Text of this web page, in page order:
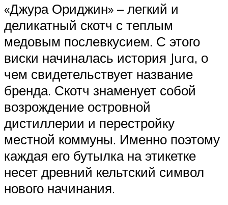
«Джура Ориджин» – легкий и
деликатный скотч с теплым
медовым послевкусием. С этого
виски начиналась история Jura, о
чем свидетельствует название
бренда. Скотч знаменует собой
возрождение островной
дистиллерии и перестройку
местной коммуны. Именно поэтому
каждая его бутылка на этикетке
несет древний кельтский символ
нового начинания.